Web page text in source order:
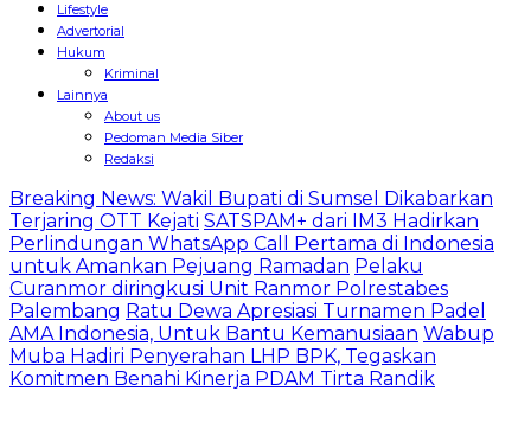
Lifestyle
Advertorial
Hukum
Kriminal
Lainnya
About us
Pedoman Media Siber
Redaksi
Breaking News: Wakil Bupati di Sumsel Dikabarkan
Terjaring OTT Kejati SATSPAM+ dari IM3 Hadirkan
Perlindungan WhatsApp Call Pertama di Indonesia
untuk Amankan Pejuang Ramadan Pelaku
Curanmor diringkusi Unit Ranmor Polrestabes
Palembang Ratu Dewa Apresiasi Turnamen Padel
AMA Indonesia, Untuk Bantu Kemanusiaan Wabup
Muba Hadiri Penyerahan LHP BPK, Tegaskan
Komitmen Benahi Kinerja PDAM Tirta Randik